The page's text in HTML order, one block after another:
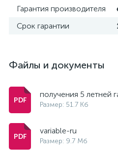
Гарантия производителя
Срок гарантии
Файлы и документы
получения 5 летней
Размер: 51.7 Кб
variable-ru
Размер: 9.7 Мб